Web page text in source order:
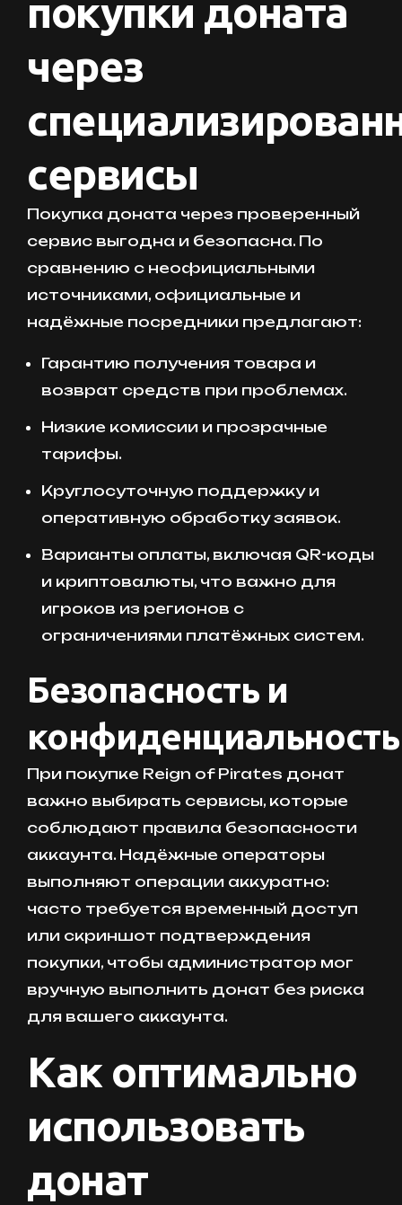
покупки доната
через
сервисы
Покупка доната через проверенный
сервис выгодна и безопасна. По
сравнению с неофициальными
источниками, официальные и
надёжные посредники предлагают:
Гарантию получения товара и
возврат средств при проблемах.
Низкие комиссии и прозрачные
тарифы.
Круглосуточную поддержку и
оперативную обработку заявок.
Варианты оплаты, включая QR-коды
и криптовалюты, что важно для
игроков из регионов с
ограничениями платёжных систем.
Безопасность и
конфиденциальность
При покупке Reign of Pirates донат
важно выбирать сервисы, которые
соблюдают правила безопасности
аккаунта. Надёжные операторы
выполняют операции аккуратно:
часто требуется временный доступ
или скриншот подтверждения
покупки, чтобы администратор мог
вручную выполнить донат без риска
для вашего аккаунта.
Как оптимально
использовать
донат